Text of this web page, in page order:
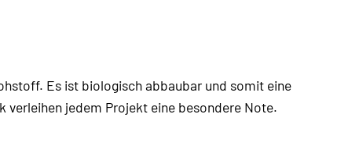
Es ist biologisch abbaubar und somit eine
verleihen jedem Projekt eine besondere Note.